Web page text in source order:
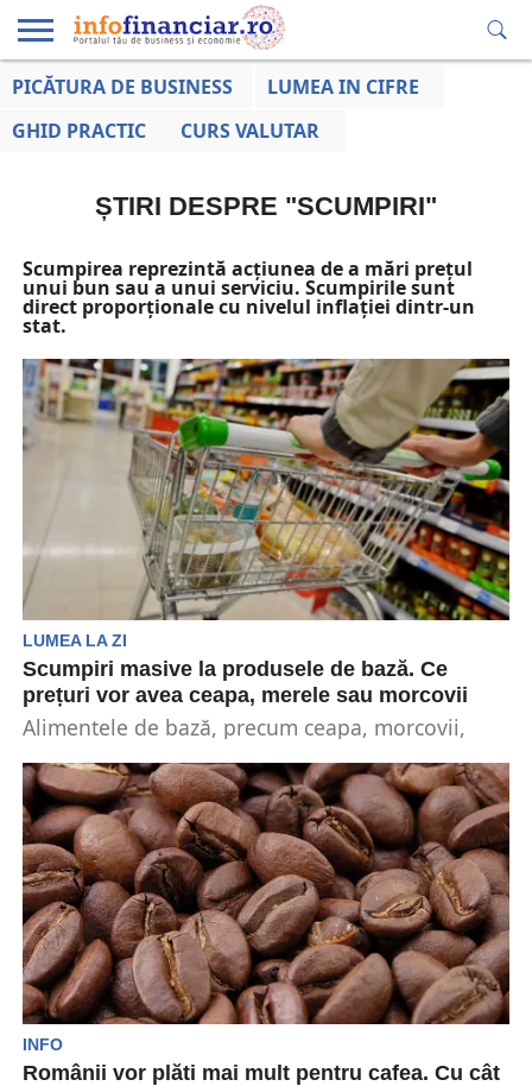
EDUCAȚIE
LA ZI
AFACERILOR
PICĂTURA DE BUSINESS
LUMEA IN CIFRE
GHID PRACTIC
CURS VALUTAR
ȘTIRI DESPRE "SCUMPIRI"
Scumpirea reprezintă acțiunea de a mări prețul
unui bun sau a unui serviciu. Scumpirile sunt
direct proporționale cu nivelul inflației dintr-un
stat.
LUMEA LA ZI
Scumpiri masive la produsele de bază. Ce
prețuri vor avea ceapa, merele sau morcovii
Alimentele de bază, precum ceapa, morcovii,
de...
INFO
Românii vor plăti mai mult pentru cafea. Cu cât